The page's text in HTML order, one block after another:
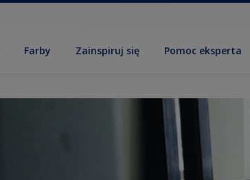
Farby Zainspiruj się Pomoc eksperta